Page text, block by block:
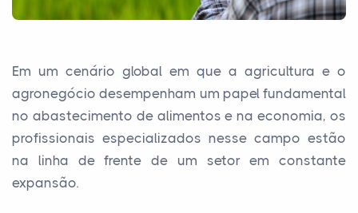
Em um cenário global em que a agricultura e o
agronegócio desempenham um papel fundamental
no abastecimento de alimentos e na economia, os
profissionais especializados nesse campo estão
na linha de frente de um setor em constante
expansão.